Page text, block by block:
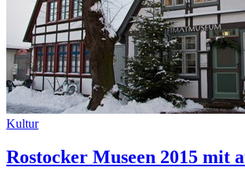
Kultur
Rostocker Museen 2015 mit